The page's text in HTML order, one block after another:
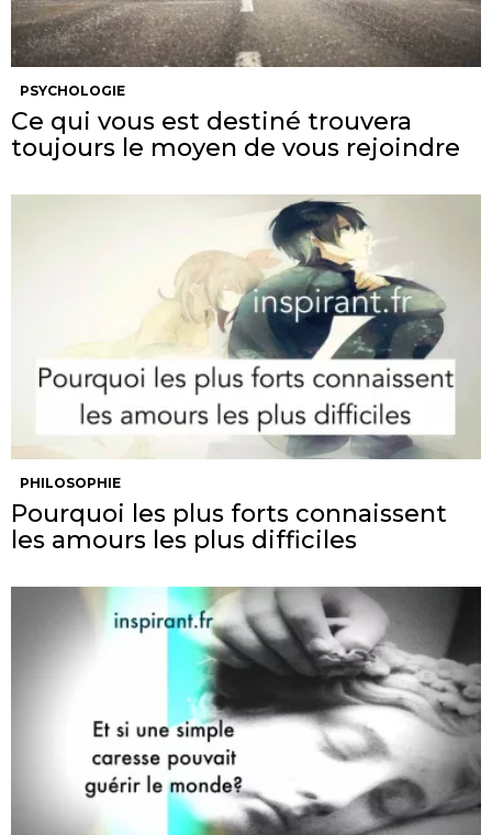
PSYCHOLOGIE
Ce qui vous est destiné trouvera
toujours le moyen de vous rejoindre
PHILOSOPHIE
Pourquoi les plus forts connaissent
les amours les plus difficiles